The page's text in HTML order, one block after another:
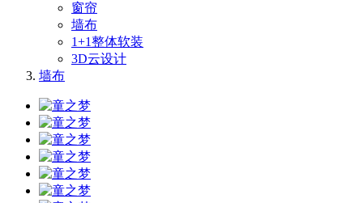
窗帘
墙布
1+1整体软装
3D云设计
墙布